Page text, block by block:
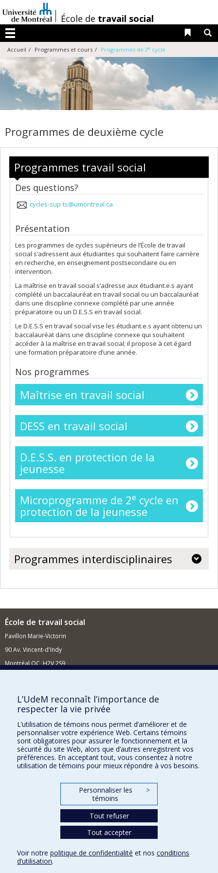
au
contenu
/École de travail social
Menu
Liens
Accueil Programmes et cours Programmes de 2e cycle
Programmes de deuxième cycle
Programmes travail social
Des questions?
cycles-sup-ts@umontreal.ca
Présentation
Les programmes de cycles supérieurs de l’École de travail
social s’adressent aux étudiantes qui souhaitent faire carrière
en recherche, en enseignement postsecondaire ou en
intervention.
La maîtrise en travail social s’adresse aux étudiant.e.s ayant
complété un baccalauréat en travail social ou un baccalauréat
dans une discipline connexe complété par une année
préparatoire ou un D.E.S.S en travail social.
Le D.E.S.S en travail social vise les étudiant.e.s ayant obtenu un
baccalauréat dans une discipline connexe qui souhaitent
accéder à la maîtrise en travail social; il propose à cet égard
une formation préparatoire d’une année.
Nos programmes
Maîtrise en travail social
DESS en travail social
D.E.S.S. en protection de la
jeunesse
Microprogramme de 2e cycle en
protection de la jeunesse
Programmes interdisciplinaires
École de travail social
Pavillon Marie-Victorin
90 Av. Vincent-d'Indy
Montréal QC H2V 2S9
Comment soutenir l'École?
BESOIN D'AIDE?
Plan du site
Signaler une erreur
Accessibilité
FACULTÉ DES ARTS ET DES SCIENCES
Nos départements et écoles
Conditions d’utilisation
L’UdeM reconnaît l’importance de
respecter la vie privée
L’utilisation de témoins nous permet d’améliorer et de
personnaliser votre expérience Web. Certains témoins
sont obligatoires pour assurer le fonctionnement et la
sécurité du site Web, alors que d’autres enregistrent vos
préférences. En acceptant tout, vous consentez à notre
utilisation de témoins pour mieux répondre à vos besoins.
Personnaliser les
témoins
>
Tout refuser
Tout accepter
Voir notre politique de confidentialité et nos conditions
d’utilisation.